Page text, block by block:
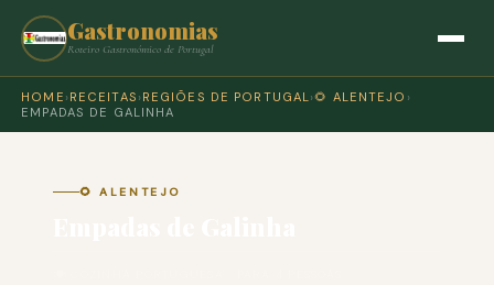
Gastronomias
Roteiro Gastronómico de Portugal
HOME › RECEITAS › REGIÕES DE PORTUGAL›🌻 ALENTEJO ›
EMPADAS DE GALINHA
🌻 ALENTEJO